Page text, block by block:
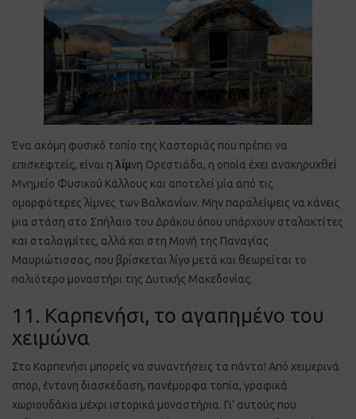
Ένα ακόμη φυσικό τοπίο της Καστοριάς που πρέπει να
επισκεφτείς, είναι η λίμνη Ορεστιάδα, η οποία έχει ανακηρυχθεί
Μνημείο Φυσικού Κάλλους και αποτελεί μία από τις
ομορφότερες λίμνες των Βαλκανίων. Μην παραλείψεις να κάνεις
μια στάση στο Σπήλαιο του Δράκου όπου υπάρχουν σταλακτίτες
και σταλαγμίτες, αλλά και στη Μονή της Παναγίας
Μαυριώτισσας, που βρίσκεται λίγο μετά και θεωρείται το
παλιότερο μοναστήρι της Δυτικής Μακεδονίας.
11. Καρπενήσι, το αγαπημένο του
χειμώνα
Στο Καρπενήσι μπορείς να συναντήσεις τα πάντα! Από χειμερινά
σπορ, έντονη διασκέδαση, πανέμορφα τοπία, γραφικά
χωριουδάκια μέχρι ιστορικά μοναστήρια. Γι’ αυτούς που